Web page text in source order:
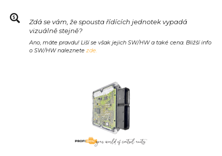
Zdá se vám, že spousta řídících jednotek vypadá
vizuálně stejně?
Ano, máte pravdu! Liší se však jejich SW/HW a také cena. Bližší info
o SW/HW naleznete zde.